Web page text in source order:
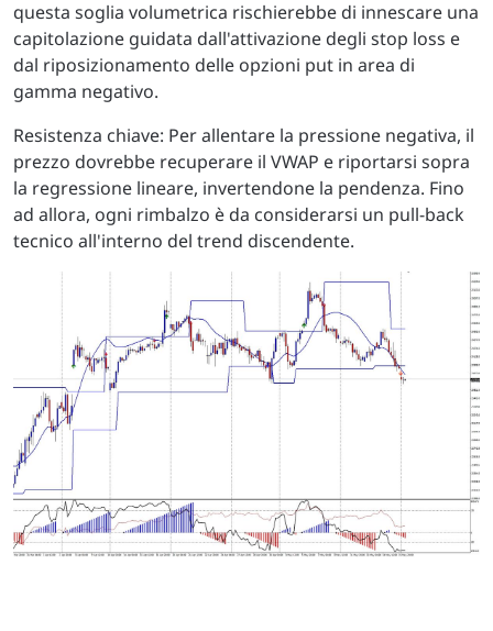
questa soglia volumetrica rischierebbe di innescare una
capitolazione guidata dall'attivazione degli stop loss e
dal riposizionamento delle opzioni put in area di
gamma negativo.
Resistenza chiave: Per allentare la pressione negativa, il
prezzo dovrebbe recuperare il VWAP e riportarsi sopra
la regressione lineare, invertendone la pendenza. Fino
ad allora, ogni rimbalzo è da considerarsi un pull-back
tecnico all'interno del trend discendente.